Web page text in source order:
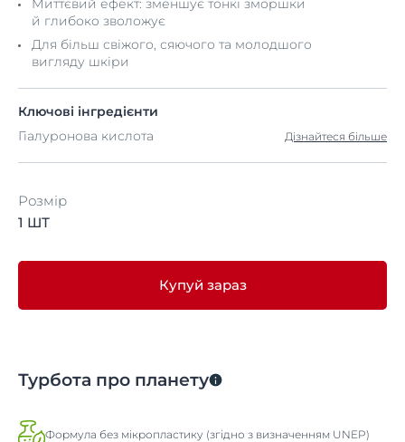
Миттєвий ефект: зменшує тонкі зморшки
й глибоко зволожує
Для більш свіжого, сяючого та молодшого
вигляду шкіри
Ключові інгредієнти
Гіалуронова кислота
Дізнайтеся більше
Розмір
1 ШТ
Купуй зараз
Турбота про планету
Формула без мікропластику (згідно з визначенням UNEP)